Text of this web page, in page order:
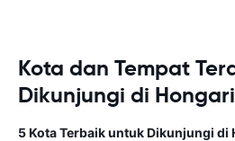
Kota dan Tempat
Dikunjungi di
5 Kota Terbaik untuk Dikunjungi di